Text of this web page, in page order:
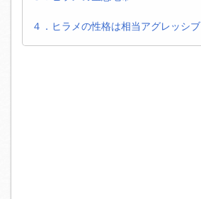
４．ヒラメの性格は相当アグレッシブ